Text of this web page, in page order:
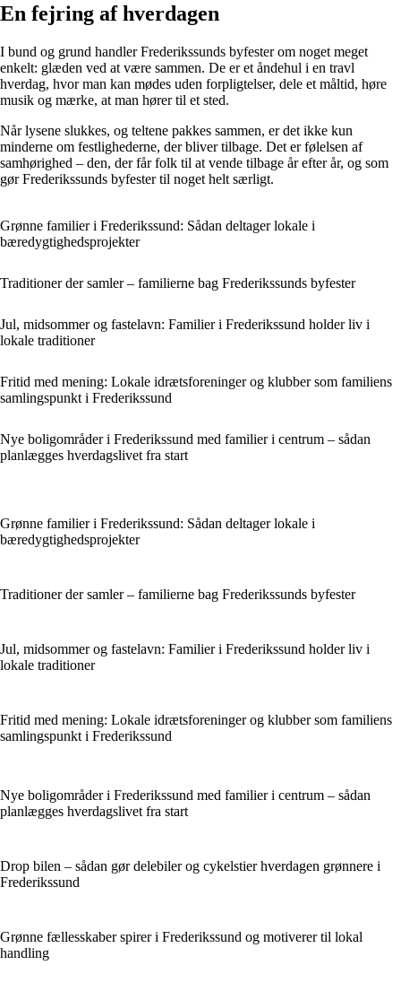
En fejring af hverdagen
I bund og grund handler Frederikssunds byfester om noget meget
enkelt: glæden ved at være sammen. De er et åndehul i en travl
hverdag, hvor man kan mødes uden forpligtelser, dele et måltid, høre
musik og mærke, at man hører til et sted.
Når lysene slukkes, og teltene pakkes sammen, er det ikke kun
minderne om festlighederne, der bliver tilbage. Det er følelsen af
samhørighed – den, der får folk til at vende tilbage år efter år, og som
gør Frederikssunds byfester til noget helt særligt.
Grønne familier i Frederikssund: Sådan deltager lokale i
bæredygtighedsprojekter
Traditioner der samler – familierne bag Frederikssunds byfester
Jul, midsommer og fastelavn: Familier i Frederikssund holder liv i
lokale traditioner
Fritid med mening: Lokale idrætsforeninger og klubber som familiens
samlingspunkt i Frederikssund
Nye boligområder i Frederikssund med familier i centrum – sådan
planlægges hverdagslivet fra start
Grønne familier i Frederikssund: Sådan deltager lokale i
bæredygtighedsprojekter
Traditioner der samler – familierne bag Frederikssunds byfester
Jul, midsommer og fastelavn: Familier i Frederikssund holder liv i
lokale traditioner
Fritid med mening: Lokale idrætsforeninger og klubber som familiens
samlingspunkt i Frederikssund
Nye boligområder i Frederikssund med familier i centrum – sådan
planlægges hverdagslivet fra start
Drop bilen – sådan gør delebiler og cykelstier hverdagen grønnere i
Frederikssund
Grønne fællesskaber spirer i Frederikssund og motiverer til lokal
handling